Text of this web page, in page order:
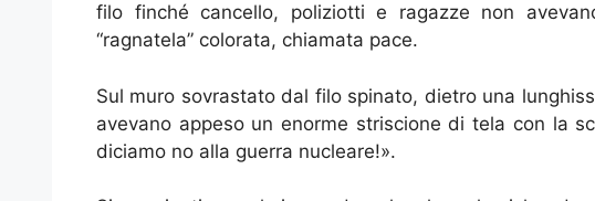
filo finché cancello, poliziotti e ragazze non
“ragnatela” colorata, chiamata pace.
Sul muro sovrastato dal filo spinato, dietro una
avevano appeso un enorme striscione di tela con la
diciamo no alla guerra nucleare!».